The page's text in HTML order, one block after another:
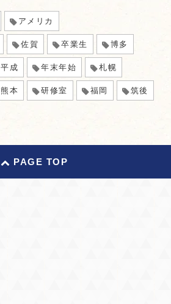
アメリカ
佐賀 卒業生 博多
平成 年末年始 札幌
熊本 研修室 福岡 筑後
PAGE TOP